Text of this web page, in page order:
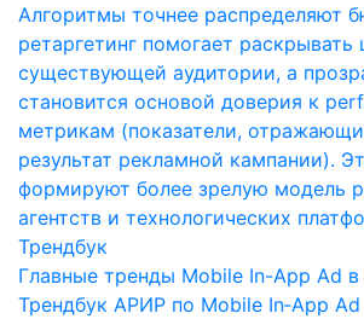
Алгоритмы точнее распределяют
ретаргетинг помогает раскрывать
существующей аудитории, а
становится основой доверия к
метрикам (показатели,
результат рекламной кампании).
формируют более зрелую модель
агентств и технологических
Трендбук
Главные тренды Mobile In-App Ad в
Трендбук АРИР по Mobile In‑App Ad